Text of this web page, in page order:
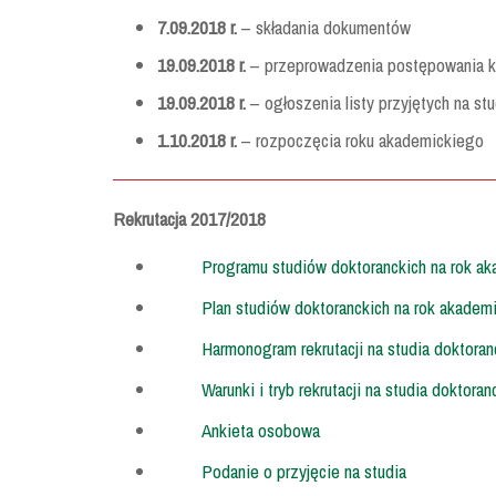
7.09.2018 r.– składania dokumentów
19.09.2018 r.– przeprowadzenia postępowania
19.09.2018 r.– ogłoszenia listy przyjętych na
1.10.2018 r.– rozpoczęcia roku akademickiego
Rekrutacja 2017/2018
Programu studiów doktoranckich na rok
Plan studiów doktoranckich na rok
Harmonogram rekrutacji na studia
Warunki i tryb rekrutacji na studia
Ankieta osobowa
Podanie o przyjęcie na studia